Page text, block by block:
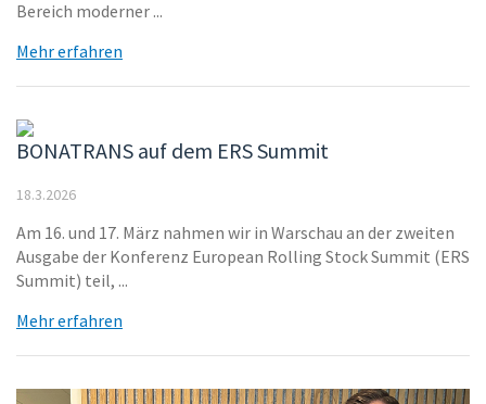
Bereich moderner ...
Mehr erfahren
BONATRANS auf dem ERS Summit
18.3.2026
Am 16. und 17. März nahmen wir in Warschau an der zweiten
Ausgabe der Konferenz European Rolling Stock Summit (ERS
Summit) teil, ...
Mehr erfahren